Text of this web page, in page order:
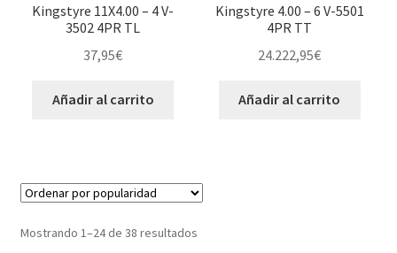
Kingstyre 11X4.00 – 4 V-
3502 4PR TL
37,95€
Añadir al carrito
Kingstyre 4.00 – 6 V-5501
4PR TT
24.222,95€
Añadir al carrito
Mostrando 1–24 de 38 resultadosOrdenado